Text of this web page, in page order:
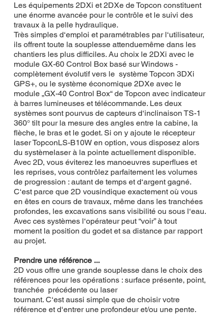
Les équipements 2DXi et 2DXe de Topcon constituent
une énorme avancée pour le contrôle et le suivi des
travaux à la pelle hydraulique.
Très simples d‘emploi et paramétrables par l‘utilisateur,
ils offrent toute la souplesse attenduemême dans les
chantiers les plus difficiles. Au choix le 2DXi avec le
module GX-60 Control Box basé sur Windows -
complètement évolutif vers le système Topcon 3DXi
GPS+, ou le système économique 2DXe avec le
module „GX-40 Control Box“ de Topcon avec indicateur
à barres lumineuses et télécommande. Les deux
systèmes sont pourvus de capteurs d‘inclinaison TS-1
360° tilt pour la mesure des angles entre la cabine, la
flèche, le bras et le godet. Si on y ajoute le récepteur
laser TopconLS-B10W en option, vous disposez alors
du systèmelaser à la pointe actuellement disponible.
Avec 2D, vous éviterez les manoeuvres superflues et
les reprises, vous contrôlez parfaitement les volumes
de progression : autant de temps et d‘argent gagné.
C‘est parce que 2D vousindique exactement où vous
en êtes en cours de travaux, même dans les tranchées
profondes, les excavations sans visibilité ou sous l‘eau.
Avec ces systèmes l‘opérateur peut “voir” à tout
moment la position du godet et sa distance par rapport
au projet.
Prendre une référence ...
2D vous offre une grande souplesse dans le choix des
références pour les opérations : surface présente, point,
tranchée précédente ou laser
tournant. C‘est aussi simple que de choisir votre
référence et d‘entrer une profondeur et/ou une pente.